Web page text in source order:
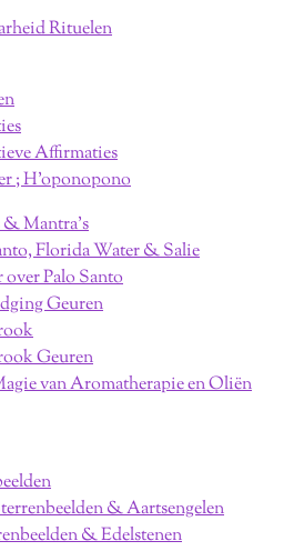
Rituelen
Affirmaties
; H'oponopono
Mantra's
Florida Water & Salie
Palo Santo
Geuren
Geuren
van Aromatherapie en Oliën
& Aartsengelen
& Edelstenen